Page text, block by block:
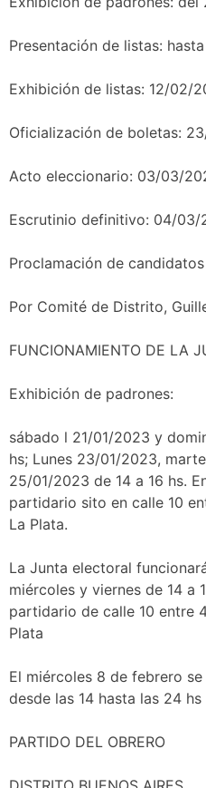
Presentación de listas:
Exhibición de listas: 12/02/
Oficialización de boletas:
Acto eleccionario: 03/03/
Escrutinio definitivo: 04/03/
Proclamación de
Por Comité de Distrito,
FUNCIONAMIENTO DE LA
Exhibición de padrones:
sábado l 21/01/2023 y
hs; Lunes 23/01/2023,
25/01/2023 de 14 a 16 hs.
partidario sito en calle 10
La Plata.
La Junta electoral
miércoles y viernes de 14 a
partidario de calle 10 entre
Plata
El miércoles 8 de febrero
desde las 14 hasta las 24 hs
PARTIDO DEL OBRERO